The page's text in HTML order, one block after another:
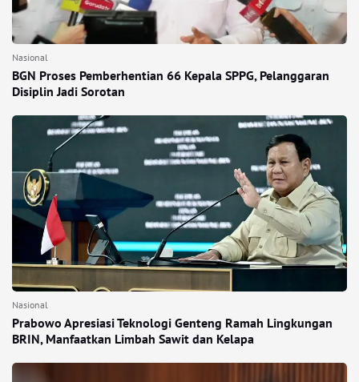
Nasional
BGN Proses Pemberhentian 66 Kepala SPPG, Pelanggaran
Disiplin Jadi Sorotan
Nasional
Prabowo Apresiasi Teknologi Genteng Ramah Lingkungan
BRIN, Manfaatkan Limbah Sawit dan Kelapa